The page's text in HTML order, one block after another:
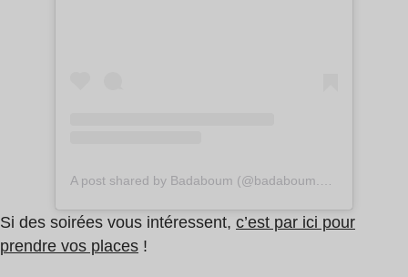
Si des soirées vous intéressent, c’est par ici pour
prendre vos places !